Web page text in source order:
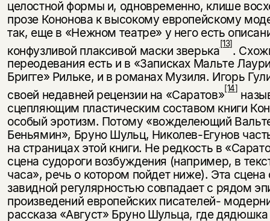
целостной формы и, одно­временно, клише
прозе Ко­нонова к высокому европейскому
так, еще в «Нежном театре» у него есть
конфузливой плак­сивой маски зверька[13].
переодевания есть и в «Записках Маль­те
Бригге» Рильке, и в рома­нах Музиля. Игорь
своей недав­ней рецензии на «Саратов»[14]
сцепляющим пластическим составом книги
особый эротизм. По­тому «вожделеющий
Беньямин», Бруно Шульц, Николев-Егунов
на страницах этой книги. Не редкость в
сцена судо­роги возбуждения (например, в
часа», речь о котором пойдет ниже). Эта сцена
завидной регуляр­ностью совпадает с рядом
произведений европейских писателей-
рассказа «Август» Бруно Шульца, где